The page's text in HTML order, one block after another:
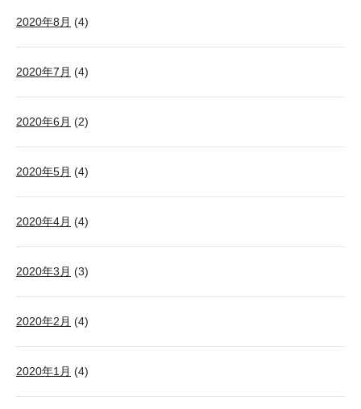
2020年8月 (4)
2020年7月 (4)
2020年6月 (2)
2020年5月 (4)
2020年4月 (4)
2020年3月 (3)
2020年2月 (4)
2020年1月 (4)